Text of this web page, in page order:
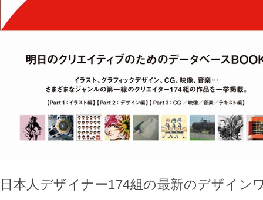
日本人デザイナー174組の最新のデザイン